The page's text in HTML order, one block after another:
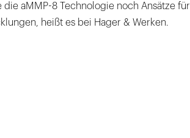
die aMMP-8 Technologie noch Ansätze für
heißt es bei Hager & Werken.